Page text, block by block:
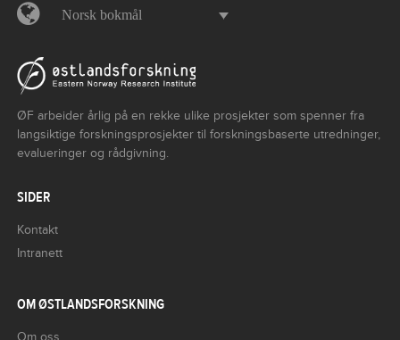
Norsk bokmål
ØF arbeider årlig på en rekke ulike prosjekter som spenner fra
langsiktige forskningsprosjekter til forskningsbaserte utredninger,
evalueringer og rådgivning.
SIDER
Kontakt
Intranett
OM ØSTLANDSFORSKNING
Om oss